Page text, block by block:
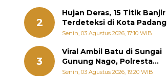
2
Hujan Deras, 15 Titik Banjir
Terdeteksi di Kota Padang
Senin, 03 Agustus 2026, 17:10 WIB
3
Viral Ambil Batu di Sungai
Gunung Nago, Polresta
Padang Ungkap Fakta
Senin, 03 Agustus 2026, 19:20 WIB